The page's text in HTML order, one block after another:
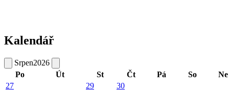
Kalendář
Srpen2026
Po
Út St Čt Pá So
Ne
27
29 30